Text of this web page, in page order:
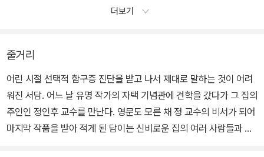
담이는 여름 캠프 따윈 질색이었지만, 이 집에서 열린다면 재미있을
그 모임에서 중요한 역할을 한 것이 바로 게시판이었다. 그 시절 정 교
수는 직접 글을 써서 게시판에 붙였다. 짧은 논문이기도 했고 수수께
끼 같은 이야기이거나, 원고의 한 부분이기도 했다. 사람들은 정 교수
의 뜻에 따라 그에 대해 토론을 했다.
더보기
줄거리
어린 시절 선택적 함구증 진단을 받고 나서 제대로 말하는 것이 어려
워진 서담. 어느 날 유명 작가의 자택 기념관에 견학을 갔다가 그 집의
주인인 정인후 교수를 만난다. 영문도 모른 채 정 교수의 비서가 되어
마지막 작품을 받아 적게 된 담이는 신비로운 집의 여러 사람들과 점